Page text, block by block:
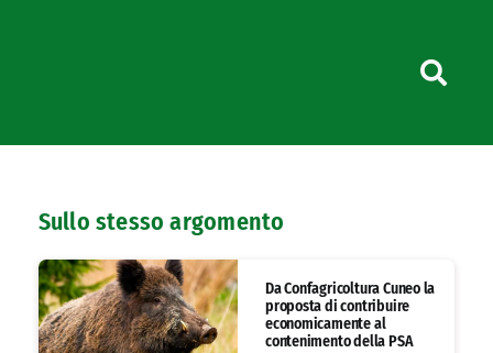
Sullo stesso argomento
Da Confagricoltura Cuneo la
proposta di contribuire
economicamente al
contenimento della PSA